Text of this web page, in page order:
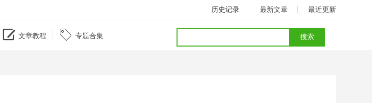
历史记录 最新文章 最近更新
 文章教程  专题合集